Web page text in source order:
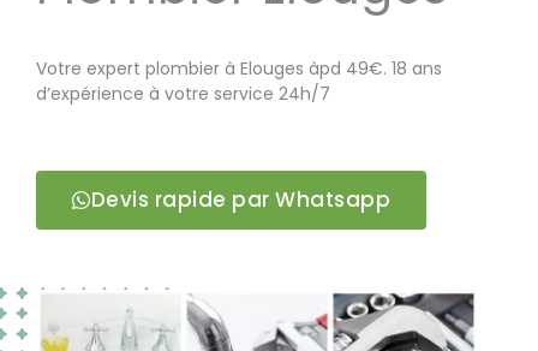
Votre expert plombier à Elouges àpd 49€. 18 ans
d’expérience à votre service 24h/7
Devis rapide par Whatsapp